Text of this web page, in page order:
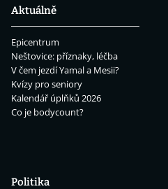
Aktuálně
Epicentrum
Neštovice: příznaky, léčba
V čem jezdí Yamal a Mesii?
Kvízy pro seniory
Kalendář úplňků 2026
Co je bodycount?
Politika